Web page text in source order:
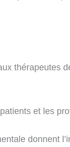
thérapeutes
et les
donnent